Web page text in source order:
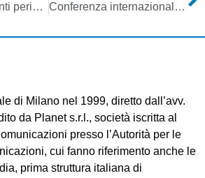
Confessioni di menti pericolose Conferenza internazionale di chiusura al progetto di gemellaggio tra l’AGCOM e CRA (Agenzia per le comunicazioni della Bosnia Erzegovina)
di Milano nel 1999, diretto dall’avv.
da Planet s.r.l., società iscritta al
presso l’Autorità per le
cui fanno riferimento anche le
prima struttura italiana di